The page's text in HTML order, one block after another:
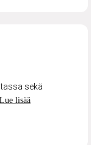
sekä
Lue lisää